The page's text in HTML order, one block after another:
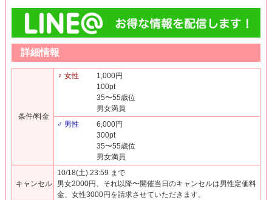
詳細情報
条件/料金
♀ 女性
1,000円
100pt
35〜55歳位
男女満員
♂ 男性
6,000円
300pt
35〜55歳位
男女満員
キャンセル
10/18(土) 23:59 まで
男女2000円、それ以降〜開催当日のキャンセルは男性定価料
金、女性3000円を請求させていただきます。